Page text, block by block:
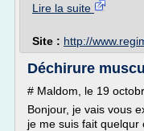
Lire la suite
Site : http://
Déchirure
# Maldom, le 19
Bonjour, je vais vous
je me suis fait